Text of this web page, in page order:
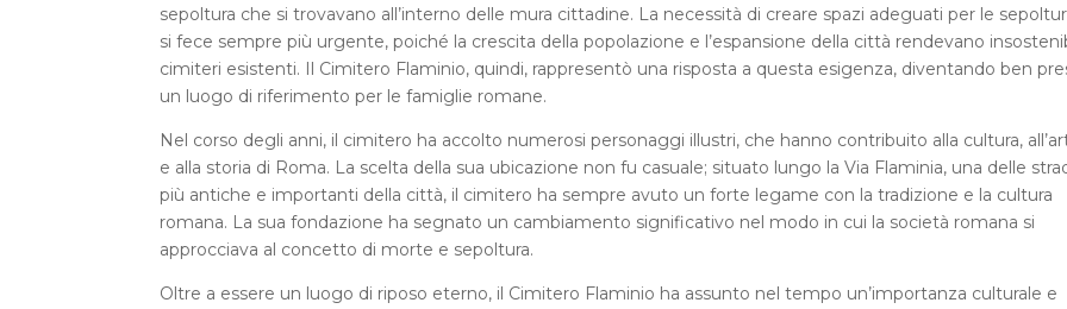
sepoltura che si trovavano all’interno delle mura cittadine. La necessità di creare spazi adeguati per le
si fece sempre più urgente, poiché la crescita della popolazione e l’espansione della città rendevano
cimiteri esistenti. Il Cimitero Flaminio, quindi, rappresentò una risposta a questa esigenza, diventando ben
un luogo di riferimento per le famiglie romane.
Nel corso degli anni, il cimitero ha accolto numerosi personaggi illustri, che hanno contribuito alla cultura,
e alla storia di Roma. La scelta della sua ubicazione non fu casuale; situato lungo la Via Flaminia, una delle
più antiche e importanti della città, il cimitero ha sempre avuto un forte legame con la tradizione e la cultura
romana. La sua fondazione ha segnato un cambiamento significativo nel modo in cui la società romana si
approcciava al concetto di morte e sepoltura.
Oltre a essere un luogo di riposo eterno, il Cimitero Flaminio ha assunto nel tempo un’importanza culturale e